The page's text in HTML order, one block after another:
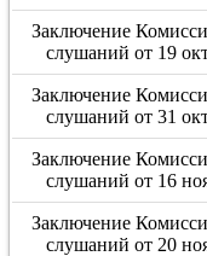
Заключение
слушаний от 19
Заключение
слушаний от 31
Заключение
слушаний от 16
Заключение
слушаний от 20